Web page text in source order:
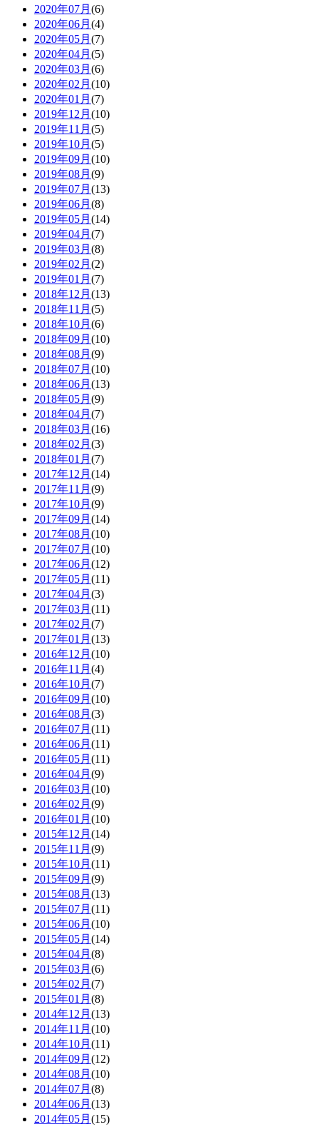
2020年07月 (6)
2020年06月 (4)
2020年05月 (7)
2020年04月 (5)
2020年03月 (6)
2020年02月 (10)
2020年01月 (7)
2019年12月 (10)
2019年11月 (5)
2019年10月 (5)
2019年09月 (10)
2019年08月 (9)
2019年07月 (13)
2019年06月 (8)
2019年05月 (14)
2019年04月 (7)
2019年03月 (8)
2019年02月 (2)
2019年01月 (7)
2018年12月 (13)
2018年11月 (5)
2018年10月 (6)
2018年09月 (10)
2018年08月 (9)
2018年07月 (10)
2018年06月 (13)
2018年05月 (9)
2018年04月 (7)
2018年03月 (16)
2018年02月 (3)
2018年01月 (7)
2017年12月 (14)
2017年11月 (9)
2017年10月 (9)
2017年09月 (14)
2017年08月 (10)
2017年07月 (10)
2017年06月 (12)
2017年05月 (11)
2017年04月 (3)
2017年03月 (11)
2017年02月 (7)
2017年01月 (13)
2016年12月 (10)
2016年11月 (4)
2016年10月 (7)
2016年09月 (10)
2016年08月 (3)
2016年07月 (11)
2016年06月 (11)
2016年05月 (11)
2016年04月 (9)
2016年03月 (10)
2016年02月 (9)
2016年01月 (10)
2015年12月 (14)
2015年11月 (9)
2015年10月 (11)
2015年09月 (9)
2015年08月 (13)
2015年07月 (11)
2015年06月 (10)
2015年05月 (14)
2015年04月 (8)
2015年03月 (6)
2015年02月 (7)
2015年01月 (8)
2014年12月 (13)
2014年11月 (10)
2014年10月 (11)
2014年09月 (12)
2014年08月 (10)
2014年07月 (8)
2014年06月 (13)
2014年05月 (15)